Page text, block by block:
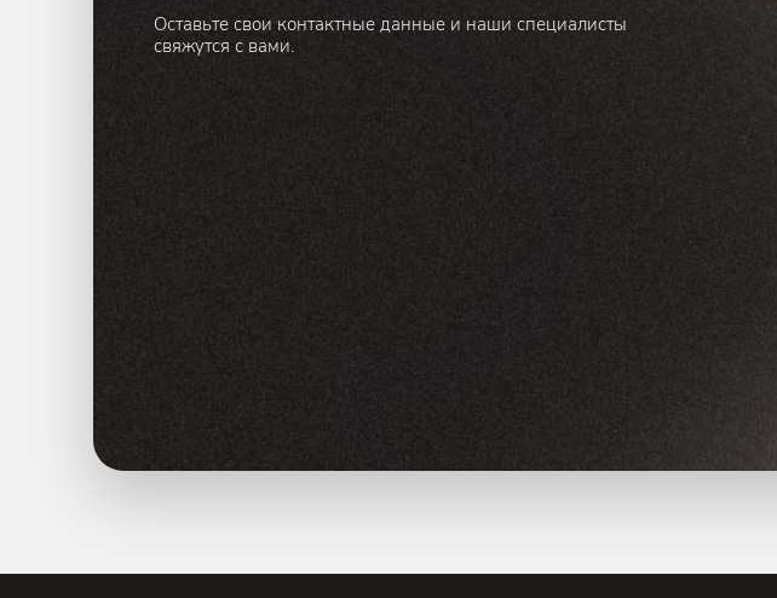
Оставьте свои контактные данные и наши специалисты
свяжутся с вами.